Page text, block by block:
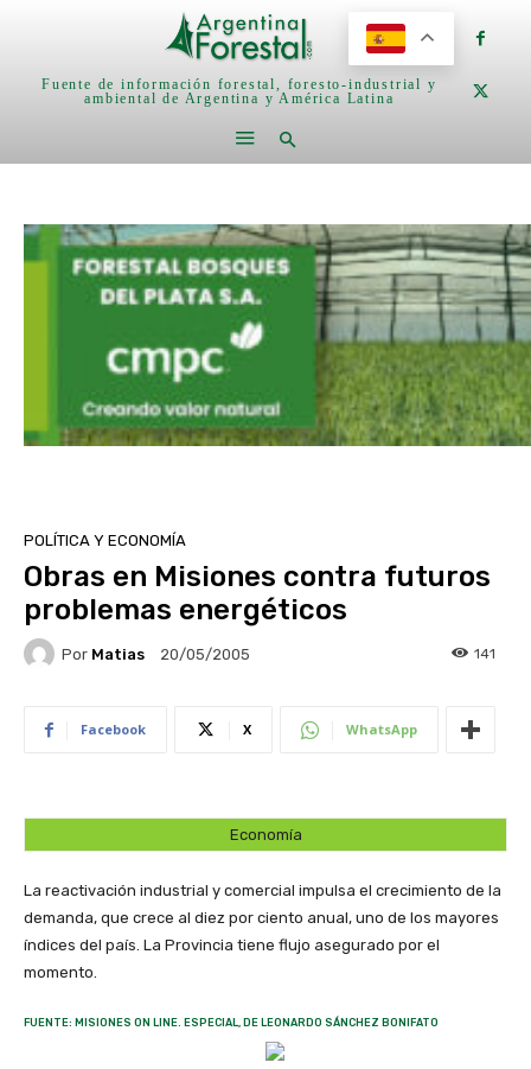
Fuente de información forestal, foresto-industrial y
ambiental de Argentina y América Latina
POLÍTICA Y ECONOMÍA
Obras en Misiones contra futuros
problemas energéticos
Por Matias 20/05/2005 141
Facebook X WhatsApp
Economía
La reactivación industrial y comercial impulsa el crecimiento de la
demanda, que crece al diez por ciento anual, uno de los mayores
índices del país. La Provincia tiene flujo asegurado por el
momento.
FUENTE: MISIONES ON LINE. ESPECIAL, DE LEONARDO SÁNCHEZ BONIFATO